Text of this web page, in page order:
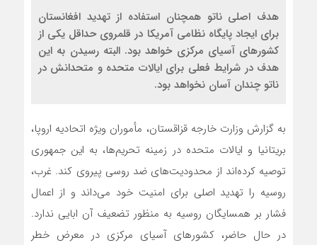
هدف اصلی ناتو همچنان استفاده از تهدید افغانستان
برای ایجاد پایگاه نظامی آمریکا در قلمروی حداقل یکی از
کشورهای آسیای مرکزی خواهد بود. البته رسیدن به این
هدف در شرایط فعلی برای ایالات متحده و متحدانش در
ناتو چندان آسان نخواهد بود.
به گزارش وزارت خارجه قزاقستان، مأموران ویژه اتحادیه اروپا،
بریتانیا و ایالات متحده در زمینه تحریم‌ها، به این جمهوری
توصیه کرده‌اند از محدودیت‌های ضد روسی پیروی کند. غرب،
روسیه را تهدید اصلی برای امنیت خود می‌داند و از اعمال
فشار بر همسایگان روسیه به منظور تضعیف آن ابایی ندارد.
در حال حاضر، کشورهای آسیای مرکزی در معرض خطر